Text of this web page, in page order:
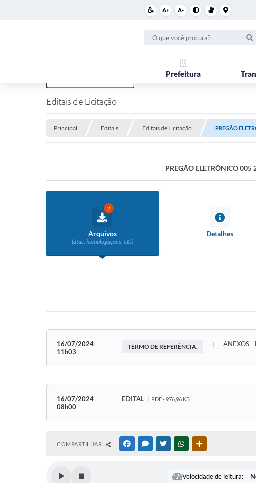
A+ A-
Prefeitura
Editais de Licitação
Principal Editais Editais de Licitação PREGÃO
PREGÃO ELETRÔNICO
2
Arquivos
(atas, homologações, etc)
Detalhes
16/07/2024
11h03
TERMO DE REFERÊNCIA. ANEXOS -
16/07/2024
08h00
EDITAL PDF - 976,96 KB
COMPARTILHAR FACEBOOKMESSENGER
TWITTERWHATSAPP
Velocidade de leitura: